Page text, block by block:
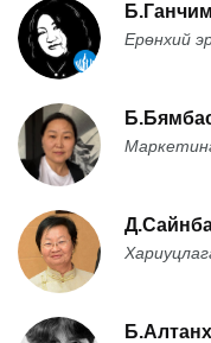
Ерөнхий